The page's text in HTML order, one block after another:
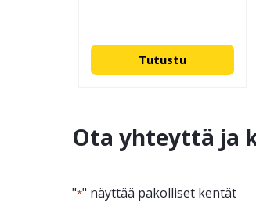
Tutustu
Ota yhteyttä ja
"*" näyttää pakolliset kentät